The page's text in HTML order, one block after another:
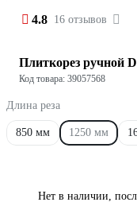
4.8 16 отзывов
Плиткорез ручной
Код товара: 39057568
Длина реза
850 мм 1250 мм
Нет в наличии,